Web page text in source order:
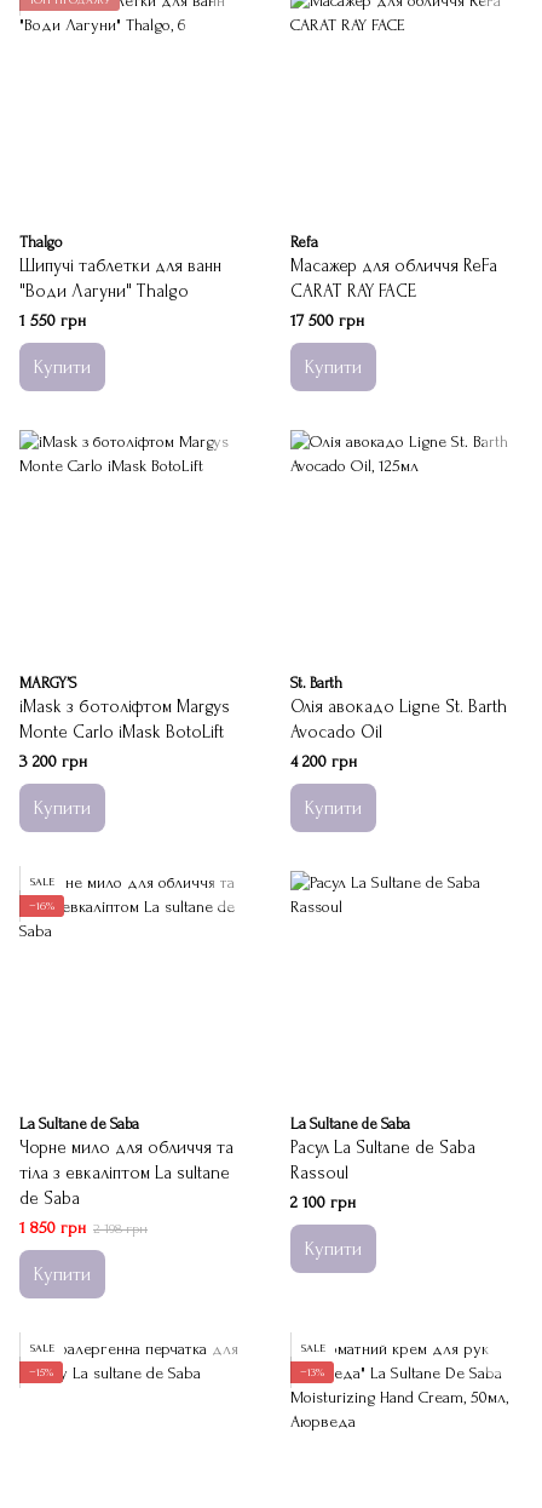
Thalgo
Шипучі таблетки для ванн
"Води Лагуни" Thalgo
1 550 грн
Купити
Refa
Масажер для обличчя ReFa
CARAT RAY FACE
17 500 грн
Купити
MARGY’S
iMask з ботоліфтом Margys
Monte Carlo iMask BotoLift
3 200 грн
Купити
St. Barth
Олія авокадо Ligne St. Barth
Avocado Oil
4 200 грн
Купити
SALE
−16%
La Sultane de Saba
Чорне мило для обличчя та
тіла з евкаліптом La sultane
de Saba
1 850 грн 2 198 грн
Купити
La Sultane de Saba
Расул La Sultane de Saba
Rassoul
2 100 грн
Купити
SALE
−15%
SALE
−13%